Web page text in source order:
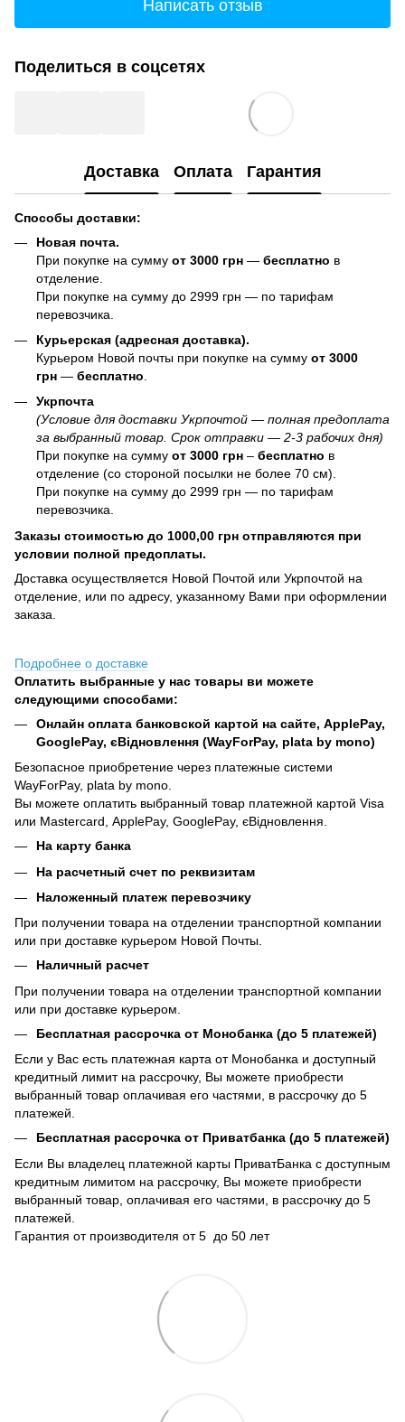
Написать отзыв
Поделиться в соцсетях
Доставка Оплата Гарантия
Способы доставки:
Новая почта.
При покупке на сумму от 3000 грн — бесплатно в
отделение.
При покупке на сумму до 2999 грн — по тарифам
перевозчика.
Курьерская (адресная доставка).
Курьером Новой почты при покупке на сумму от 3000
грн — бесплатно
Укрпочта
(Условие для доставки Укрпочтой — полная предоплата
за выбранный товар. Срок отправки — 2-3 рабочих дня)
При покупке на сумму от 3000 грн – бесплатно в
отделение (со стороной посылки не более 70 см).
При покупке на сумму до 2999 грн — по тарифам
перевозчика.
Заказы стоимостью до 1000,00 грн отправляются при
условии полной предоплаты.
Доставка осуществляется Новой Почтой или Укрпочтой на
отделение, или по адресу, указанному Вами при оформлении
заказа.
Подробнее о доставке
Оплатить выбранные у нас товары ви можете
следующими способами:
Онлайн оплата банковской картой на сайте, ApplePay,
GooglePay, єВідновлення (WayForPay, plata by mono)
Безопасное приобретение через платежные системи
WayForPay, plata by mono.
Вы можете оплатить выбранный товар платежной картой Visa
или Mastercard, ApplePay, GooglePay, єВідновлення.
На карту банка
На расчетный счет по реквизитам
Наложенный платеж перевозчику
При получении товара на отделении транспортной компании
или при доставке курьером Новой Почты.
Наличный расчет
При получении товара на отделении транспортной компании
или при доставке курьером.
Бесплатная рассрочка от Монобанка (до 5 платежей)
Если у Вас есть платежная карта от Монобанка и доступный
кредитный лимит на рассрочку, Вы можете приобрести
выбранный товар оплачивая его частями, в рассрочку до 5
платежей.
Бесплатная рассрочка от Приватбанка (до 5 платежей)
Если Вы владелец платежной карты ПриватБанка с доступным
кредитным лимитом на рассрочку, Вы можете приобрести
выбранный товар, оплачивая его частями, в рассрочку до 5
платежей.
Гарантия от производителя от 5 до 50 лет